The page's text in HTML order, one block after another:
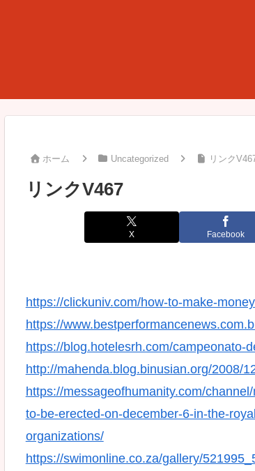
ホーム Uncategorized リンク
リンクV467
X Facebook
https://clickuniv.com/how-to-make-
https://
https://blog.hotelesrh.com/campeonato-
http://mahenda.blog.binusian.org/2008/
https://messageofhumanity.com/
to-be-erected-on-december-6-in-the-
organizations/
https://swimonline.co.za/gallery/